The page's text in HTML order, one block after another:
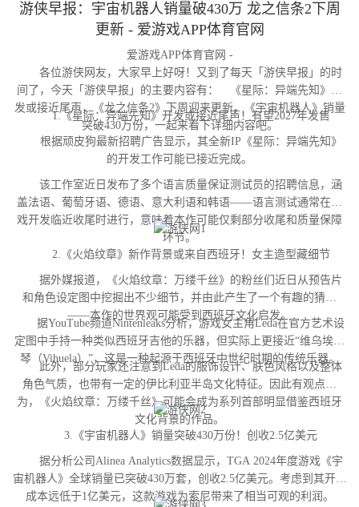
游侠早报：宇宙机器人销量破430万 龙之信条2下周
更新 - 爱游戏APP体育官网
爱游戏APP体育官网 -
各位游侠网友，大家早上好呀！又到了每天「游侠早报」的时
间了，今天「游侠早报」的主要内容有： 《星际：异端先知》开
发或接近尾声，《龙之信条2》下周迎来更新，《宇宙机器人》销量
突破430万份，一起来看下详细内容吧。
1.《星际：异端先知》开发或接近尾声！有望2027年发售
根据顽皮狗最新招聘广告显示，其全新IP《星际：异端先知》
的开发工作可能已接近完成。
该工作室近日发布了多个语言质量保证测试员的招聘信息，涵
盖法语、葡萄牙语、德语、意大利语和韩语——语言测试通常在游
戏开发临近收尾时进行，意味着本作可能仅剩部分收尾和质量保障
环节。
2.《火焰纹章》新作背景或来自西班牙！女主造型藏细节
据外媒报道，《火焰纹章：万缕千丝》的粉丝们近日从预告片
和角色设定图中挖掘出不少细节，并由此产生了一个有趣的猜测
——本作的世界观可能受到西班牙文化启发。
据YouTube频道Nintenleaks分析，游戏女主角Leda在官方艺术设
定图中手持一种类似西班牙吉他的乐器，但实际上更接近“维乌埃拉
琴（Vihuela）”，这是一种起源于西班牙中世纪时期的传统乐器。
此外，部分玩家还注意到Leda的服饰设计、肤色风格以及整体
角色气质，也带有一定的伊比利亚半岛文化特征。因此有观点认
为，《火焰纹章：万缕千丝》可能会成为系列首部明显借鉴西班牙
文化背景的作品。
3.《宇宙机器人》销量突破430万份！创收2.5亿美元
据分析公司Alinea Analytics数据显示，TGA 2024年度游戏《宇
宙机器人》全球销量已突破430万套，创收2.5亿美元。考虑到其开发
成本远低于1亿美元，这款游戏为索尼带来了相当可观的利润。